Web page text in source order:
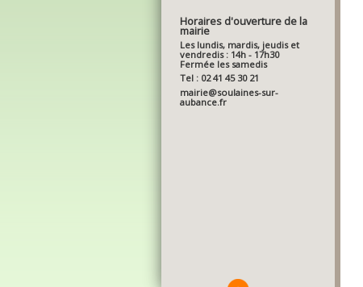
Horaires d'ouverture de la
mairie
Les lundis, mardis, jeudis et
vendredis : 14h - 17h30
Fermée les samedis
Tel : 02 41 45 30 21
mairie@soulaines-sur-
aubance.fr